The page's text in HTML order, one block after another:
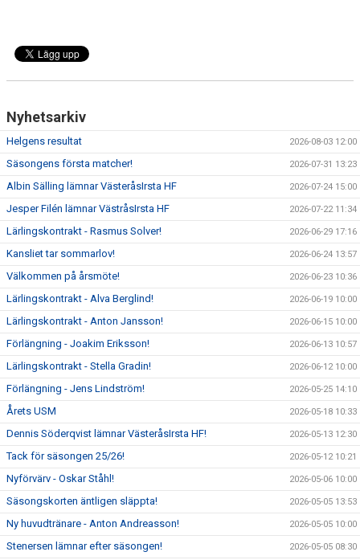
Nyhetsarkiv
Helgens resultat 2026-08-03 12:00
Säsongens första matcher! 2026-07-31 13:23
Albin Sälling lämnar VästeråsIrsta HF 2026-07-24 15:00
Jesper Filén lämnar VästråsIrsta HF 2026-07-22 11:34
Lärlingskontrakt - Rasmus Solver! 2026-06-29 17:16
Kansliet tar sommarlov! 2026-06-24 13:57
Välkommen på årsmöte! 2026-06-23 10:36
Lärlingskontrakt - Alva Berglind! 2026-06-19 10:00
Lärlingskontrakt - Anton Jansson! 2026-06-15 10:00
Förlängning - Joakim Eriksson! 2026-06-13 10:57
Lärlingskontrakt - Stella Gradin! 2026-06-12 10:00
Förlängning - Jens Lindström! 2026-05-25 14:10
Årets USM 2026-05-18 10:33
Dennis Söderqvist lämnar VästeråsIrsta HF! 2026-05-13 12:30
Tack för säsongen 25/26! 2026-05-12 10:21
Nyförvärv - Oskar Ståhl! 2026-05-06 10:00
Säsongskorten äntligen släppta! 2026-05-05 13:53
Ny huvudtränare - Anton Andreasson! 2026-05-05 10:00
Stenersen lämnar efter säsongen! 2026-05-05 08:30